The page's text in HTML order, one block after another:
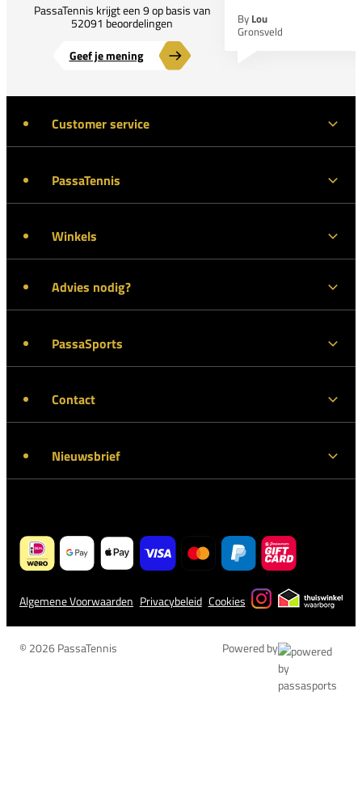
PassaTennis krijgt een 9 op basis van
52091 beoordelingen
Geef je mening
By Lou
Gronsveld
Customer service
PassaTennis
Winkels
Advies nodig?
PassaSports
Contact
Nieuwsbrief
Algemene Voorwaarden Privacybeleid Cookies
© 2026 PassaTennis Powered by